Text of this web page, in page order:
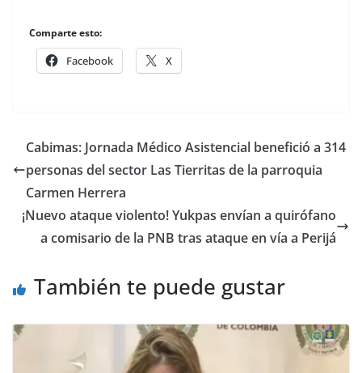
Comparte esto:
Facebook X
Cabimas: Jornada Médico Asistencial benefició a 314
personas del sector Las Tierritas de la parroquia
Carmen Herrera
¡Nuevo ataque violento! Yukpas envían a quirófano
a comisario de la PNB tras ataque en vía a Perijá
También te puede gustar